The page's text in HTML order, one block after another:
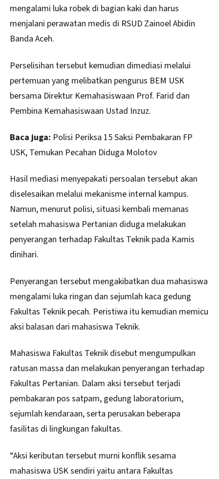
mengalami luka robek di bagian kaki dan harus
menjalani perawatan medis di RSUD Zainoel Abidin
Banda Aceh.
Perselisihan tersebut kemudian dimediasi melalui
pertemuan yang melibatkan pengurus BEM USK
bersama Direktur Kemahasiswaan Prof. Farid dan
Pembina Kemahasiswaan Ustad Inzuz.
Baca juga: Polisi Periksa 15 Saksi Pembakaran FP
USK, Temukan Pecahan Diduga Molotov
Hasil mediasi menyepakati persoalan tersebut akan
diselesaikan melalui mekanisme internal kampus.
Namun, menurut polisi, situasi kembali memanas
setelah mahasiswa Pertanian diduga melakukan
penyerangan terhadap Fakultas Teknik pada Kamis
dinihari.
Penyerangan tersebut mengakibatkan dua mahasiswa
mengalami luka ringan dan sejumlah kaca gedung
Fakultas Teknik pecah. Peristiwa itu kemudian memicu
aksi balasan dari mahasiswa Teknik.
Mahasiswa Fakultas Teknik disebut mengumpulkan
ratusan massa dan melakukan penyerangan terhadap
Fakultas Pertanian. Dalam aksi tersebut terjadi
pembakaran pos satpam, gedung laboratorium,
sejumlah kendaraan, serta perusakan beberapa
fasilitas di lingkungan fakultas.
“Aksi keributan tersebut murni konflik sesama
mahasiswa USK sendiri yaitu antara Fakultas